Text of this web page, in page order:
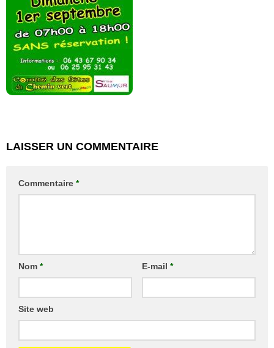
LAISSER UN COMMENTAIRE
Commentaire *
Nom * E-mail *
Site web